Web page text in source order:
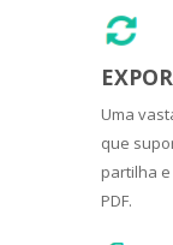
Uma
que
partilha e
PDF.